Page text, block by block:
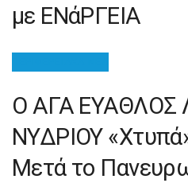
με ΕΝάΡΓΕΙΑ
Ο ΑΓΑ ΕΥΑΘΛΟΣ
ΝΥΔΡΙΟΥ
Μετά το